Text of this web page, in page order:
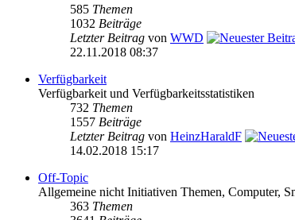
585 Themen
1032 Beiträge
Letzter Beitrag von WWD
22.11.2018 08:37
Verfügbarkeit
Verfügbarkeit und Verfügbarkeitsstatistiken
732 Themen
1557 Beiträge
Letzter Beitrag von HeinzHaraldF
14.02.2018 15:17
Off-Topic
Allgemeine nicht Initiativen Themen, Computer,
363 Themen